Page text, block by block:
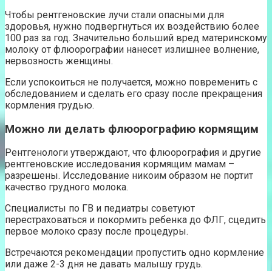
Чтобы рентгеновские лучи стали опасными для
здоровья, нужно подвергнуться их воздействию более
100 раз за год. Значительно больший вред материнскому
молоку от флюорографии нанесет излишнее волнение,
нервозность женщины.
Если успокоиться не получается, можно повременить с
обследованием и сделать его сразу после прекращения
кормления грудью.
Можно ли делать флюорографию кормящим
Рентгенологи утверждают, что флюорография и другие
рентгеновские исследования кормящим мамам –
разрешены. Исследование никоим образом не портит
качество грудного молока.
Специалисты по ГВ и педиатры советуют
перестраховаться и покормить ребенка до ФЛГ, сцедить
первое молоко сразу после процедуры.
Встречаются рекомендации пропустить одно кормление
или даже 2-3 дня не давать малышу грудь.